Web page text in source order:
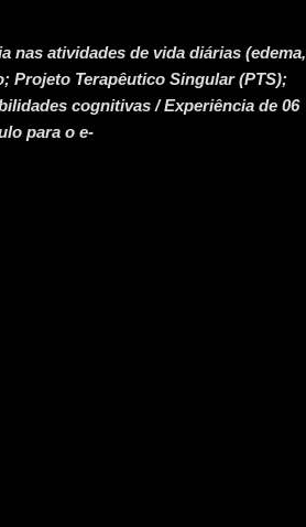
nas atividades de vida diárias (edema,
Projeto Terapêutico Singular (PTS);
cognitivas / Experiência de 06
para o e-